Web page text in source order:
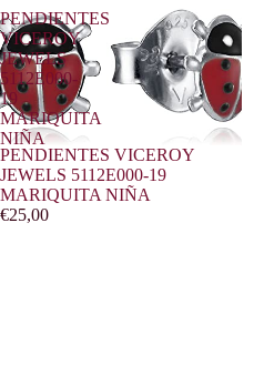
PENDIENTES
VICEROY
JEWELS
5112E000-
19
MARIQUITA
NIÑA
PENDIENTES VICEROY
JEWELS 5112E000-19
MARIQUITA NIÑA
€25,00